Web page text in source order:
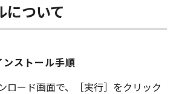
ん。また第三者にこのような行
りません。
ソフトウェア」に含まれるキヤ
ノンのライセンサーの著作権表
について
ストール手順
ロード画面で、［実行］をクリック